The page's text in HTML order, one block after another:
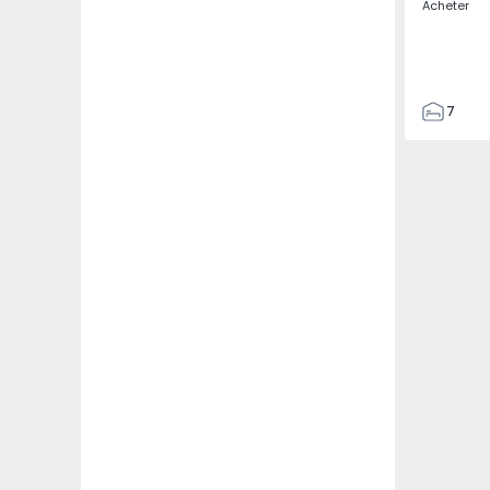
Acheter
7